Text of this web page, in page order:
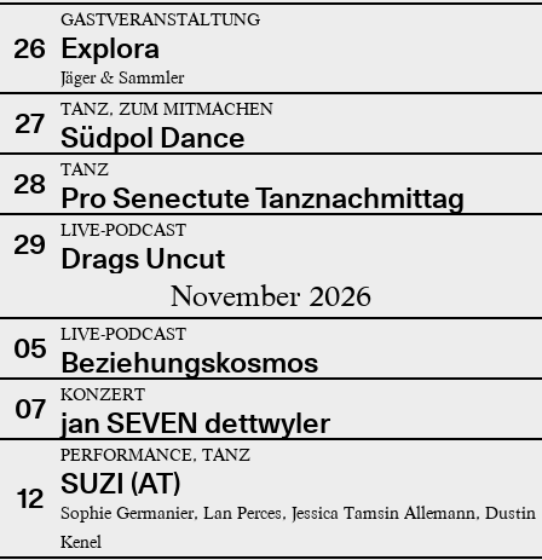
26
GASTVERANSTALTUNG
Explora
Jäger & Sammler
27 TANZ, ZUM MITMACHEN
Südpol Dance
28
TANZ
Pro Senectute Tanznachmittag
29
LIVE-PODCAST
Drags Uncut
November 2026
05 LIVE-PODCAST
Beziehungskosmos
07
KONZERT
jan SEVEN dettwyler
12
PERFORMANCE, TANZ
SUZI (AT)
Sophie Germanier, Lan Perces, Jessica Tamsin Allemann, Dustin
Kenel